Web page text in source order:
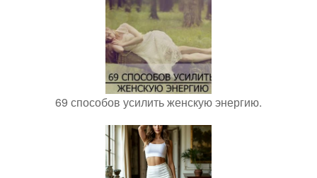
69 способов усилить женскую энергию.